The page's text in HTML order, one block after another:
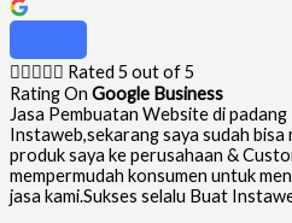
 Rated 5 out of 5
Rating On Google Business
Jasa Pembuatan Website di
Instaweb,sekarang saya sudah
produk saya ke perusahaan &
mempermudah konsumen untuk
jasa kami.Sukses selalu Buat